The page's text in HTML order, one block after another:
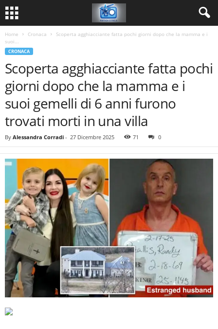
Home Cronaca
Scoperta agghiacciante fatta pochi giorni dopo che la mamma e i
suoi...
CRONACA
Scoperta agghiacciante fatta pochi
giorni dopo che la mamma e i
suoi gemelli di 6 anni furono
trovati morti in una villa
By Alessandra Corradi - 27 Dicembre 2025 71 0